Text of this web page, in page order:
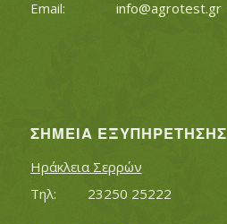
info@agrotest.gr
ΣΗΜΕΊΑ ΕΞΥΠΗΡΈΤΗΣΗΣ
Ηράκλεια Σερρών
Τηλ:		23250 25222